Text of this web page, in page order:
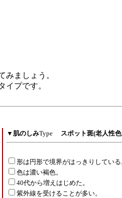
みましょう。
イプです。
▼ 肌のしみType スポット斑(老人性
形は円形で境界がはっきりしている
色は濃い褐色。
40代から増えはじめた。
紫外線を受けることが多い。